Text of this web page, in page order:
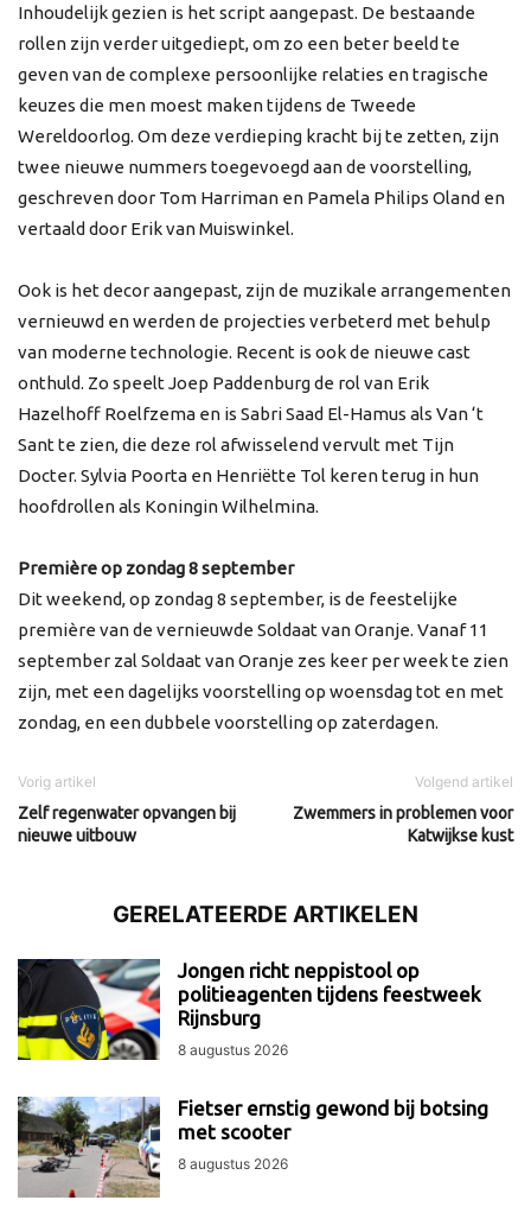
Inhoudelijk gezien is het script aangepast. De bestaande
rollen zijn verder uitgediept, om zo een beter beeld te
geven van de complexe persoonlijke relaties en tragische
keuzes die men moest maken tijdens de Tweede
Wereldoorlog. Om deze verdieping kracht bij te zetten, zijn
twee nieuwe nummers toegevoegd aan de voorstelling,
geschreven door Tom Harriman en Pamela Philips Oland en
vertaald door Erik van Muiswinkel.
Ook is het decor aangepast, zijn de muzikale arrangementen
vernieuwd en werden de projecties verbeterd met behulp
van moderne technologie. Recent is ook de nieuwe cast
onthuld. Zo speelt Joep Paddenburg de rol van Erik
Hazelhoff Roelfzema en is Sabri Saad El-Hamus als Van ‘t
Sant te zien, die deze rol afwisselend vervult met Tijn
Docter. Sylvia Poorta en Henriëtte Tol keren terug in hun
hoofdrollen als Koningin Wilhelmina.
Première op zondag 8 september
Dit weekend, op zondag 8 september, is de feestelijke
première van de vernieuwde Soldaat van Oranje. Vanaf 11
september zal Soldaat van Oranje zes keer per week te zien
zijn, met een dagelijks voorstelling op woensdag tot en met
zondag, en een dubbele voorstelling op zaterdagen.
Vorig artikel
Zelf regenwater opvangen bij
nieuwe uitbouw
Volgend artikel
Zwemmers in problemen voor
Katwijkse kust
GERELATEERDE ARTIKELEN
Jongen richt neppistool op
politieagenten tijdens feestweek
Rijnsburg
8 augustus 2026
Fietser ernstig gewond bij botsing
met scooter
8 augustus 2026